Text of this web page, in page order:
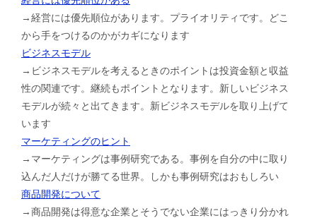
→経営には優先順位があります。プライオリティです。どこ
から手をつけるのかがカギになります
ビジネスモデル
→ビジネスモデルを考えるときのポイントは投資金額と収益
性の関連です。継続もポイントとなります。新しいビジネス
モデルが続々と出てきます。新ビジネスモデルを取り上げて
います
マーケティングのヒント
→マーケティングは事例研究である。事例を自分の中に取り
込んだ人だけが勝てる世界。しかも事例研究はおもしろい
商品開発について
→商品開発は得意な企業とそうでない企業にはっきり分かれ